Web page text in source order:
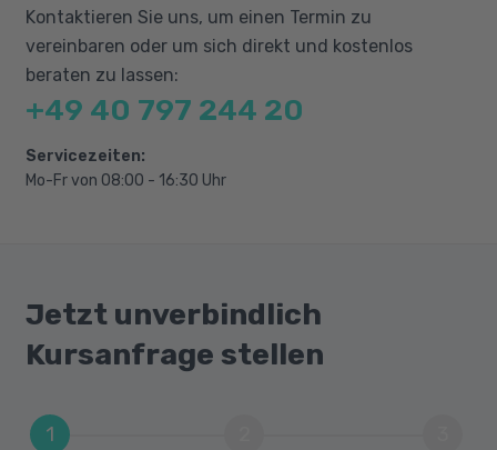
Verkauf
Forderungsausfälle
Vereinfachter Jahresabschluss: ARA/PRA
Kontaktieren Sie uns, um einen Termin zu
vereinbaren oder um sich direkt und kostenlos
beraten zu lassen:
+49 40 797 244 20
Servicezeiten:
Mo-Fr von 08:00 - 16:30 Uhr
Jetzt unverbindlich
Kursanfrage stellen
1